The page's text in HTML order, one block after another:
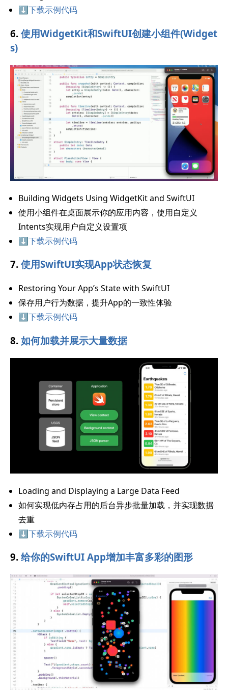
⬇️下载示例代码
6. 使用WidgetKit和SwiftUI创建小组件(Widget
s)
Building Widgets Using WidgetKit and SwiftUI
使用小组件在桌面展示你的应用内容，使用自定义
Intents实现用户自定义设置项
⬇️下载示例代码
7. 使用SwiftUI实现App状态恢复
Restoring Your App’s State with SwiftUI
保存用户行为数据，提升App的一致性体验
⬇️下载示例代码
8. 如何加载并展示大量数据
Loading and Displaying a Large Data Feed
如何实现低内存占用的后台异步批量加载，并实现数据
去重
⬇️下载示例代码
9. 给你的SwiftUI App增加丰富多彩的图形